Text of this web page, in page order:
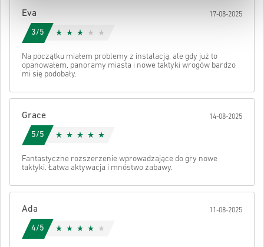
kodu.
Eva 17-08-2025
3/5
Na początku miałem problemy z instalacją, ale gdy już to
opanowałem, panoramy miasta i nowe taktyki wrogów bardzo
mi się podobały.
Grace 14-08-2025
5/5
Fantastyczne rozszerzenie wprowadzające do gry nowe
taktyki. Łatwa aktywacja i mnóstwo zabawy.
Ada 11-08-2025
4/5